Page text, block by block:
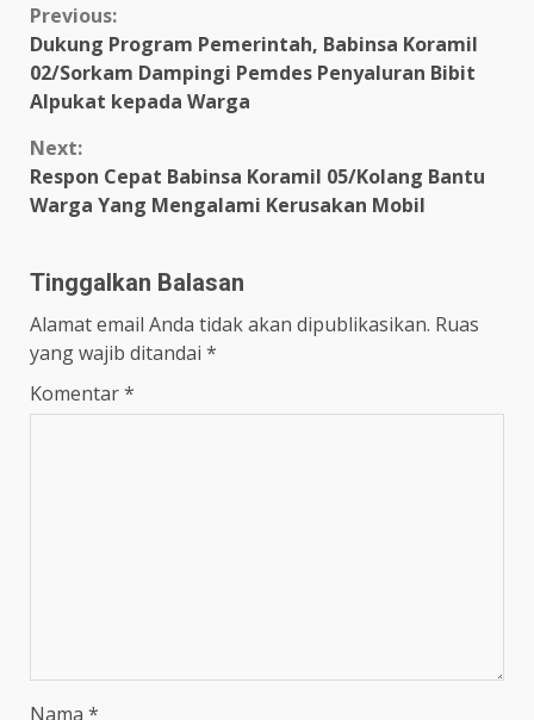
Continue
Reading
Previous:
Dukung Program Pemerintah, Babinsa Koramil
02/Sorkam Dampingi Pemdes Penyaluran Bibit
Alpukat kepada Warga
Next:
Respon Cepat Babinsa Koramil 05/Kolang Bantu
Warga Yang Mengalami Kerusakan Mobil
Tinggalkan Balasan
Alamat email Anda tidak akan dipublikasikan. Ruas
yang wajib ditandai *
Komentar*
Nama *